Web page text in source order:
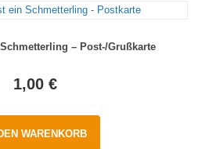
– Post-/Grußkarte
1,00 €
WARENKORB